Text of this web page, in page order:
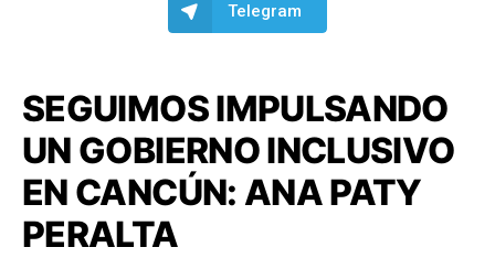
Telegram
SEGUIMOS IMPULSANDO
UN GOBIERNO INCLUSIVO
EN CANCÚN: ANA PATY
PERALTA